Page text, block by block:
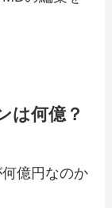
は何億？
億円なのか